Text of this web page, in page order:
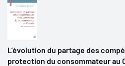
L’évolution du partage des
protection du consommateur au